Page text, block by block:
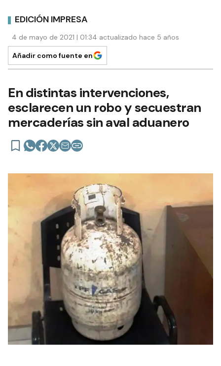
EDICIÓN IMPRESA
4 de mayo de 2021 | 01:34 actualizado hace 5 años
Añadir como fuente en
En distintas intervenciones,
esclarecen un robo y secuestran
mercaderías sin aval aduanero